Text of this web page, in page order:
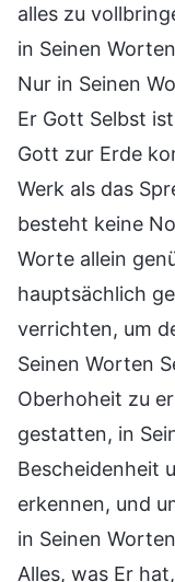
alles zu
in Seinen
Nur in Seinen
Er Gott Selbst
Gott zur Erde
Werk als das
besteht keine
Worte allein
hauptsächlich
verrichten, um
Seinen Worten
Oberhoheit zu
gestatten, in
Bescheidenheit
erkennen, und
in Seinen
Alles, was Er